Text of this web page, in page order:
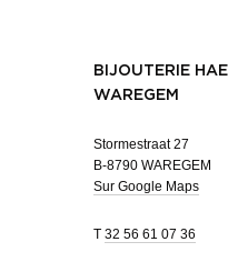
BIJOUTERIE
WAREGEM
Stormestraat 27
B-8790 WAREGEM
Sur Google Maps
T 32 56 61 07 36